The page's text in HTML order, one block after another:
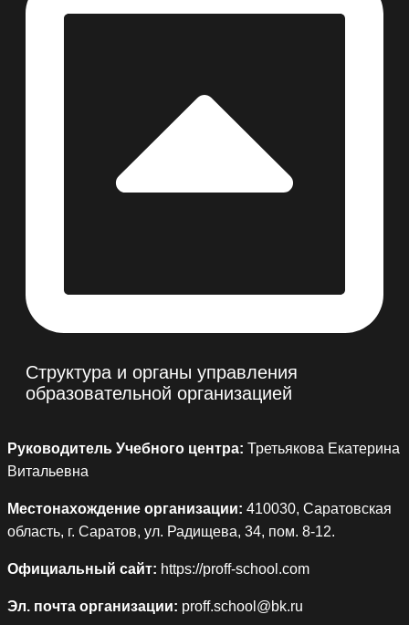
Структура и органы управления
образовательной организацией
Руководитель Учебного центра: Третьякова Екатерина
Витальевна
Местонахождение организации: 410030, Саратовская
область, г. Саратов, ул. Радищева, 34, пом. 8-12.
Официальный сайт: https://proff-school.com
Эл. почта организации: proff.school@bk.ru